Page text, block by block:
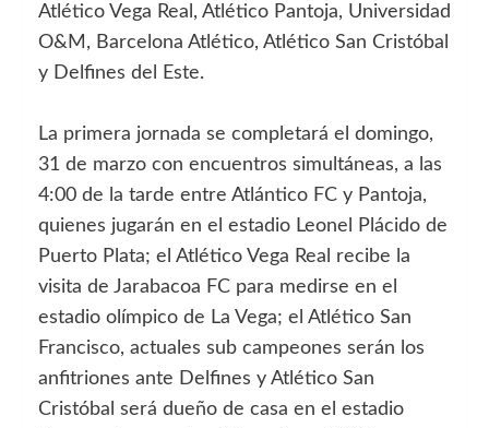
Atlético Vega Real, Atlético Pantoja, Universidad
O&M, Barcelona Atlético, Atlético San Cristóbal
y Delfines del Este.
La primera jornada se completará el domingo,
31 de marzo con encuentros simultáneas, a las
4:00 de la tarde entre Atlántico FC y Pantoja,
quienes jugarán en el estadio Leonel Plácido de
Puerto Plata; el Atlético Vega Real recibe la
visita de Jarabacoa FC para medirse en el
estadio olímpico de La Vega; el Atlético San
Francisco, actuales sub campeones serán los
anfitriones ante Delfines y Atlético San
Cristóbal será dueño de casa en el estadio